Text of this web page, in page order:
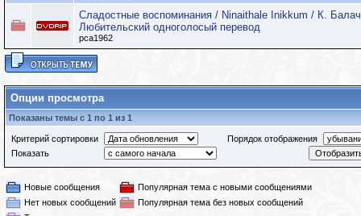
Сладостные воспоминания / Ninaithale Inikkum / К.
Любительский одноголосый перевод
pca1962
Опции просмотра
Показаны темы с 1 по 1 из 1
Критерий сортировки
Порядок отображения
Показать
Новые сообщения
Популярная тема с новыми сообщениями
Нет новых сообщений
Популярная тема без новых сообщений